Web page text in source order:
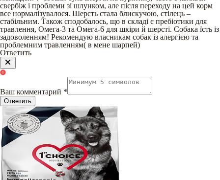
свербіж і проблеми зі шлунком, але після переходу на цей корм
все нормалізувалося. Шерсть стала блискучою, стілець –
стабільним. Також сподобалось, що в складі є пребіотики для
травлення, Омега-3 та Омега-6 для шкіри й шерсті. Собака їсть із
задоволенням! Рекомендую власникам собак із алергією та
проблемним травленням( в мене шарпей)
Ответить
Ваш комментарий *
Ответить